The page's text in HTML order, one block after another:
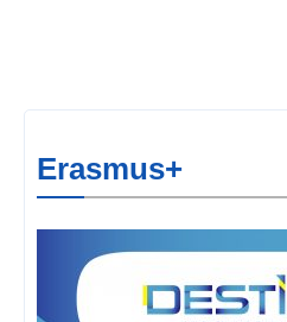
Erasmus+